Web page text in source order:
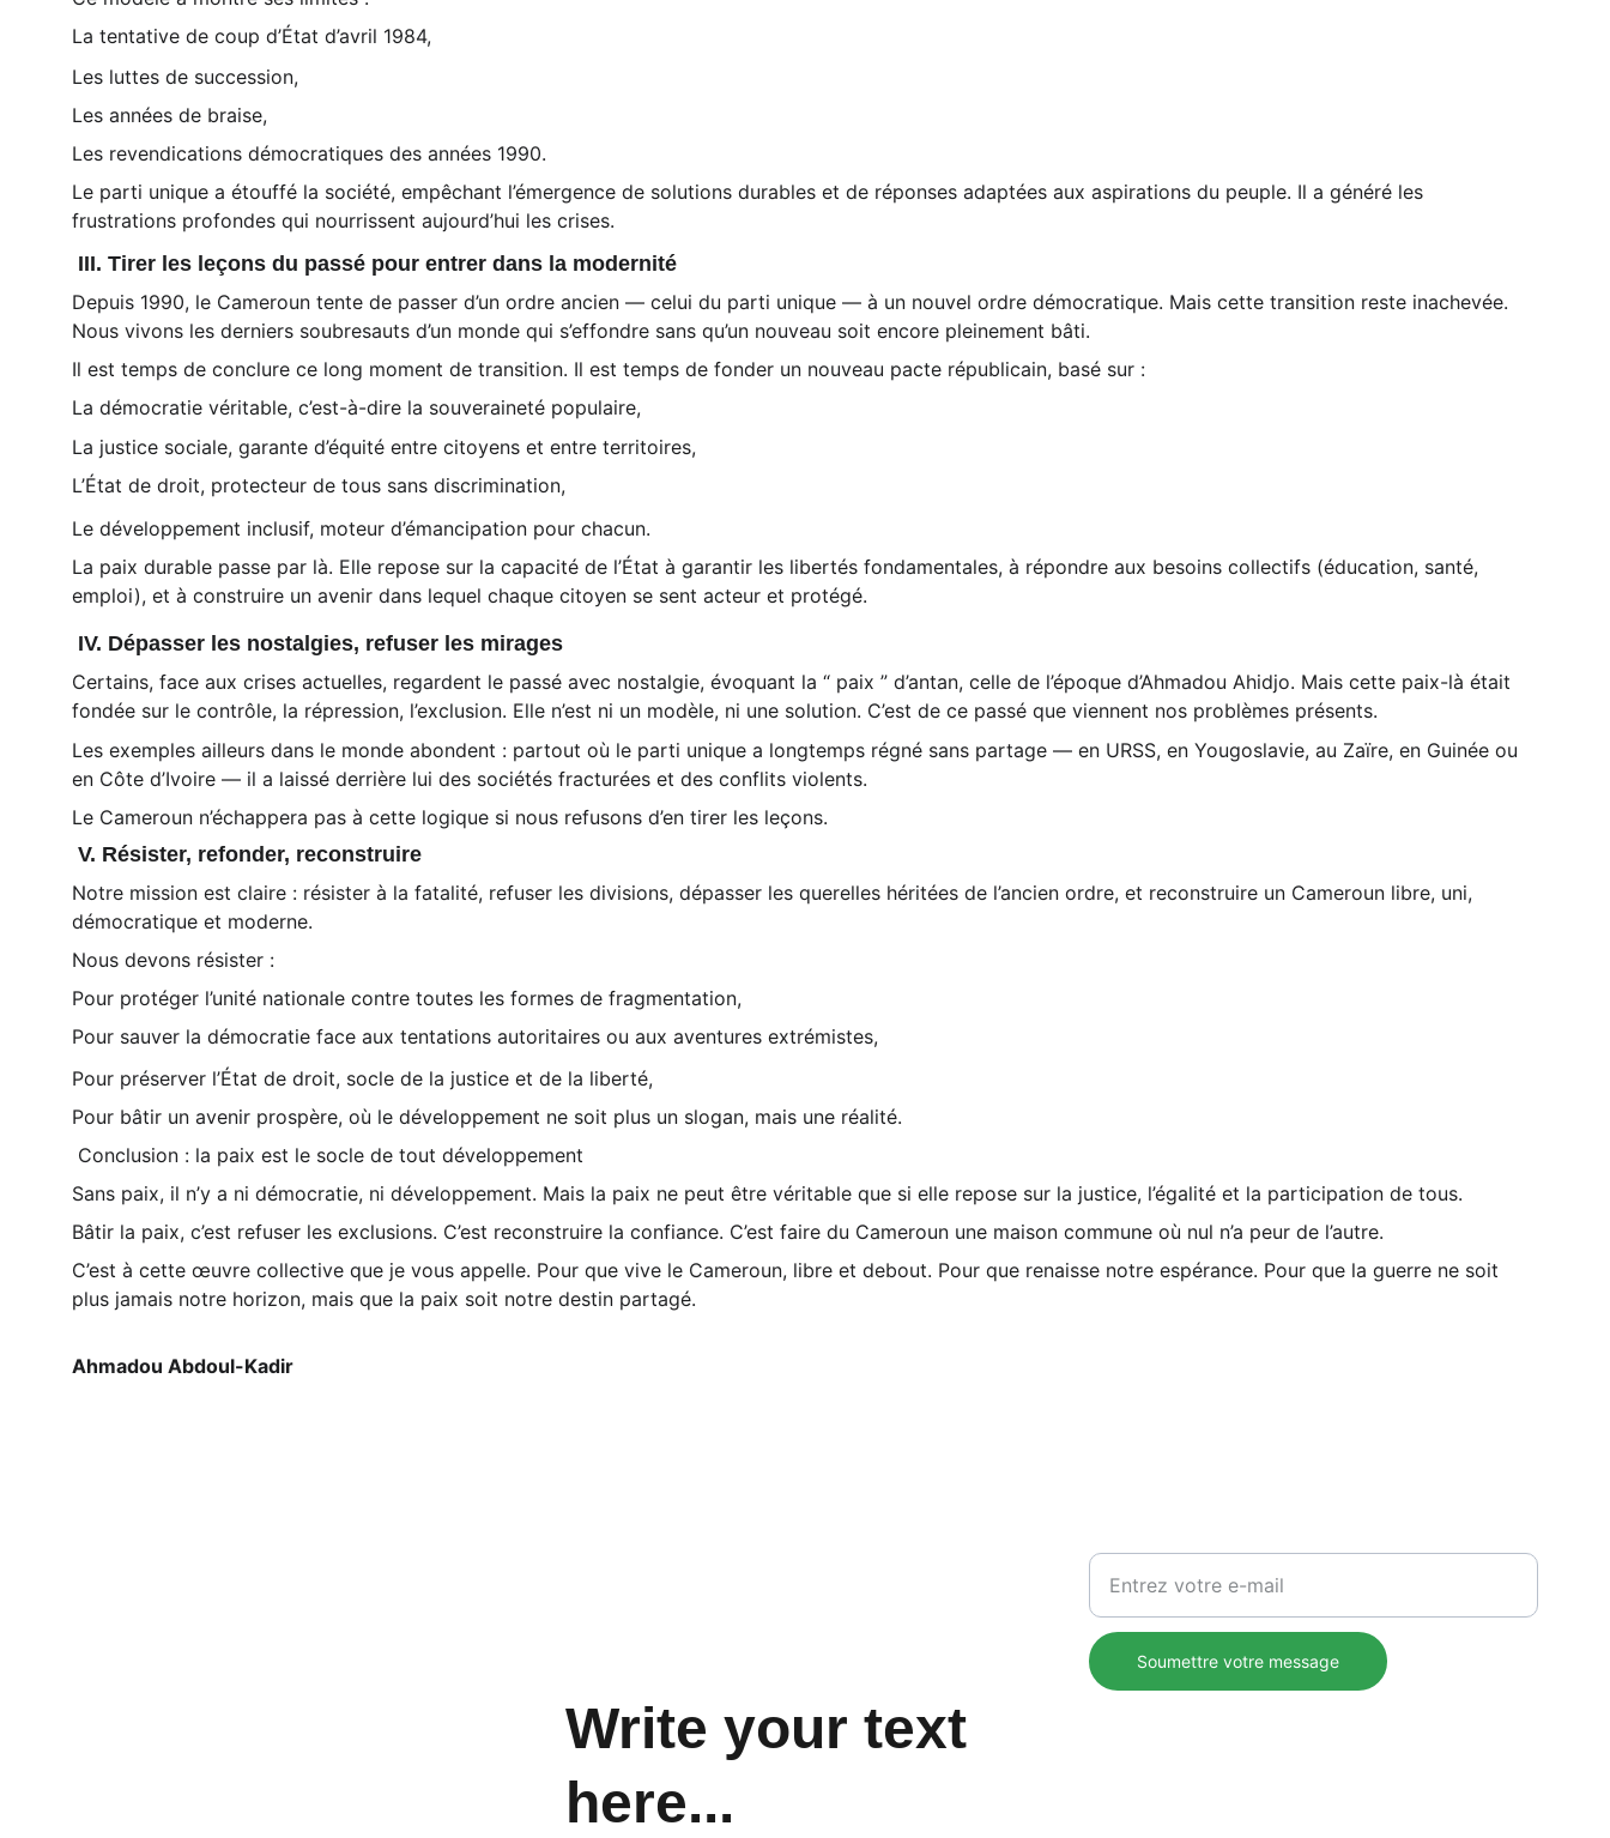
La tentative de coup d’État d’avril 1984,
Les luttes de succession,
Les années de braise,
Les revendications démocratiques des années 1990.
Le parti unique a étouffé la société, empêchant l’émergence de solutions durables et de réponses adaptées aux aspirations du peuple. Il a généré les
frustrations profondes qui nourrissent aujourd’hui les crises.
III. Tirer les leçons du passé pour entrer dans la modernité
Depuis 1990, le Cameroun tente de passer d’un ordre ancien — celui du parti unique — à un nouvel ordre démocratique. Mais cette transition reste inachevée.
Nous vivons les derniers soubresauts d’un monde qui s’effondre sans qu’un nouveau soit encore pleinement bâti.
Il est temps de conclure ce long moment de transition. Il est temps de fonder un nouveau pacte républicain, basé sur :
La démocratie véritable, c’est-à-dire la souveraineté populaire,
La justice sociale, garante d’équité entre citoyens et entre territoires,
L’État de droit, protecteur de tous sans discrimination,
Le développement inclusif, moteur d’émancipation pour chacun.
La paix durable passe par là. Elle repose sur la capacité de l’État à garantir les libertés fondamentales, à répondre aux besoins collectifs (éducation, santé,
emploi), et à construire un avenir dans lequel chaque citoyen se sent acteur et protégé.
IV. Dépasser les nostalgies, refuser les mirages
Certains, face aux crises actuelles, regardent le passé avec nostalgie, évoquant la “ paix ” d’antan, celle de l’époque d’Ahmadou Ahidjo. Mais cette paix-là était
fondée sur le contrôle, la répression, l’exclusion. Elle n’est ni un modèle, ni une solution. C’est de ce passé que viennent nos problèmes présents.
Les exemples ailleurs dans le monde abondent : partout où le parti unique a longtemps régné sans partage — en URSS, en Yougoslavie, au Zaïre, en Guinée ou
en Côte d’Ivoire — il a laissé derrière lui des sociétés fracturées et des conflits violents.
Le Cameroun n’échappera pas à cette logique si nous refusons d’en tirer les leçons.
V. Résister, refonder, reconstruire
Notre mission est claire : résister à la fatalité, refuser les divisions, dépasser les querelles héritées de l’ancien ordre, et reconstruire un Cameroun libre, uni,
démocratique et moderne.
Nous devons résister :
Pour protéger l’unité nationale contre toutes les formes de fragmentation,
Pour sauver la démocratie face aux tentations autoritaires ou aux aventures extrémistes,
Pour préserver l’État de droit, socle de la justice et de la liberté,
Pour bâtir un avenir prospère, où le développement ne soit plus un slogan, mais une réalité.
Conclusion : la paix est le socle de tout développement
Sans paix, il n’y a ni démocratie, ni développement. Mais la paix ne peut être véritable que si elle repose sur la justice, l’égalité et la participation de tous.
Bâtir la paix, c’est refuser les exclusions. C’est reconstruire la confiance. C’est faire du Cameroun une maison commune où nul n’a peur de l’autre.
C’est à cette œuvre collective que je vous appelle. Pour que vive le Cameroun, libre et debout. Pour que renaisse notre espérance. Pour que la guerre ne soit
plus jamais notre horizon, mais que la paix soit notre destin partagé.
Ahmadou Abdoul-Kadir
Soumettre votre message
Write your text
here...